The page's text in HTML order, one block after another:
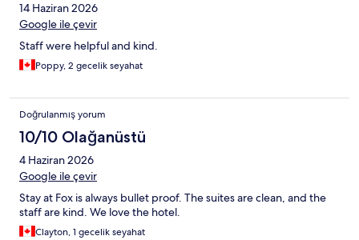
14 Haziran 2026
Google ile çevir
Staff were helpful and kind.
Poppy, 2 gecelik seyahat
Doğrulanmış yorum
10/10 Olağanüstü
4 Haziran 2026
Google ile çevir
Stay at Fox is always bullet proof. The suites are clean, and the
staff are kind. We love the hotel.
Clayton, 1 gecelik seyahat